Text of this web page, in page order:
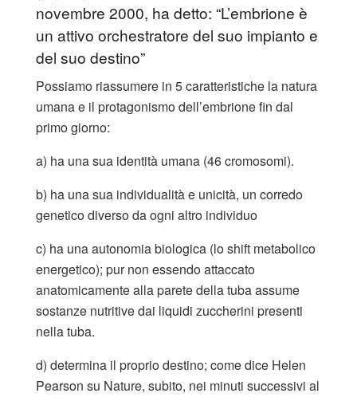
novembre 2000, ha detto: “L’embrione è
un attivo orchestratore del suo impianto e
del suo destino”
Possiamo riassumere in 5 caratteristiche la natura
umana e il protagonismo dell’embrione fin dal
primo giorno:
a) ha una sua identità umana (46 cromosomi).
b) ha una sua individualità e unicità, un corredo
genetico diverso da ogni altro individuo
c) ha una autonomia biologica (lo shift metabolico
energetico); pur non essendo attaccato
anatomicamente alla parete della tuba assume
sostanze nutritive dai liquidi zuccherini presenti
nella tuba.
d) determina il proprio destino; come dice Helen
Pearson su Nature, subito, nei minuti successivi al